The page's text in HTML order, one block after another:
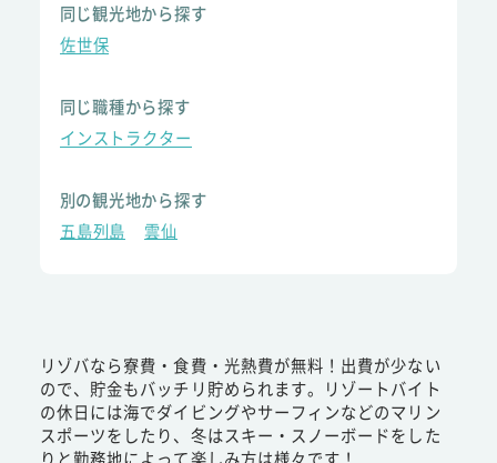
同じ観光地から探す
佐世保
同じ職種から探す
インストラクター
別の観光地から探す
五島列島
雲仙
リゾバなら寮費・食費・光熱費が無料！出費が少ない
ので、貯金もバッチリ貯められます。リゾートバイト
の休日には海でダイビングやサーフィンなどのマリン
スポーツをしたり、冬はスキー・スノーボードをした